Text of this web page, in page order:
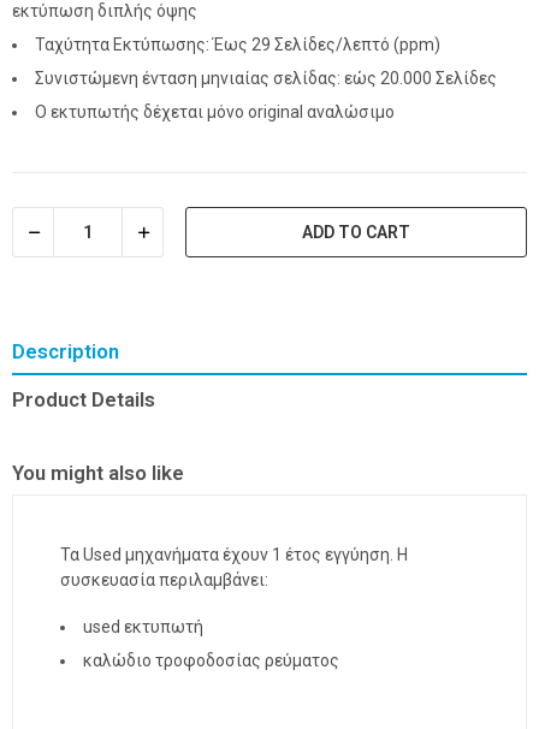
εκτύπωση διπλής όψης
Ταχύτητα Εκτύπωσης: Έως 29 Σελίδες/λεπτό (ppm)
Συνιστώμενη ένταση μηνιαίας σελίδας: εώς 20.000 Σελίδες
Ο εκτυπωτής δέχεται μόνο original αναλώσιμο
ADD TO CART
Description
Product Details
You might also like
Τα Used μηχανήματα έχουν 1 έτος εγγύηση. Η
συσκευασία περιλαμβάνει:
used εκτυπωτή
καλώδιο τροφοδοσίας ρεύματος